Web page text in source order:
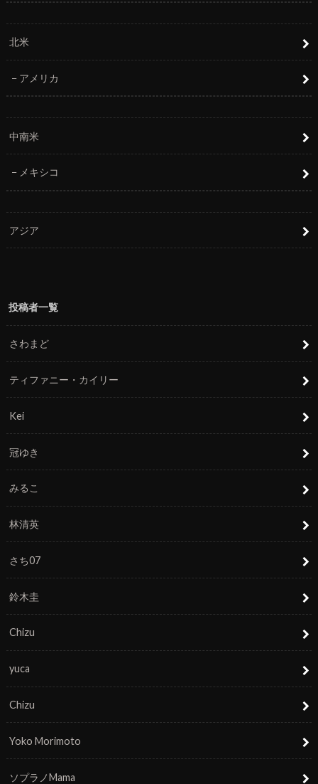
北米
アメリカ
中南米
メキシコ
アジア
投稿者一覧
さわまど
ティファニー・カイリー
Kei
冠ゆき
みるこ
林清英
さち07
鈴木圭
Chizu
yuca
Chizu
Yoko Morimoto
ソプラノMama